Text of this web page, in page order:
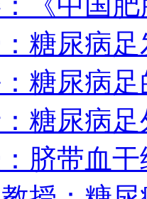
糖尿病
糖尿病
糖尿病
脐带血